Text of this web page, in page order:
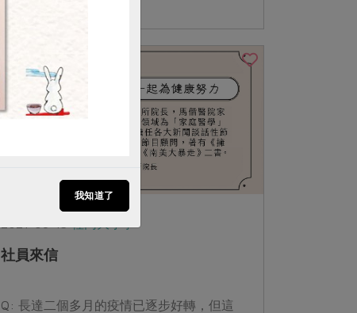
作社都共享著有形的產品與無形的價值，一
起實踐著我們所嚮往的共好生活。一起來看
看他們的故事！
社員來信
Q: 長達二個多月的疫情已逐步好轉，但這
我知道了